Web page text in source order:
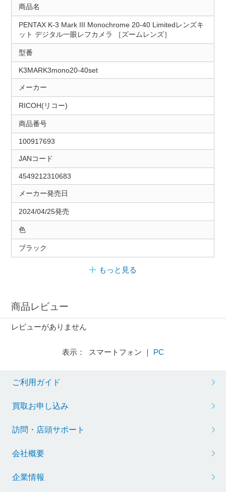
商品名
PENTAX K-3 Mark III Monochrome 20-40 Limitedレンズキ
ット デジタル一眼レフカメラ ［ズームレンズ］
型番
K3MARK3mono20-40set
メーカー
RICOH(リコー)
商品番号
100917693
JANコード
4549212310683
メーカー発売日
2024/04/25発売
色
ブラック
もっと見る
商品レビュー
レビューがありません
表示： スマートフォン ｜ PC
ご利用ガイド
買取お申し込み
訪問・店頭サポート
会社概要
企業情報